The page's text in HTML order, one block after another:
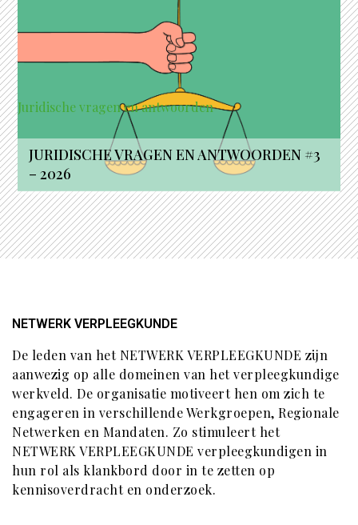
Juridische vragen en antwoorden
JURIDISCHE VRAGEN EN ANTWOORDEN #3
– 2026
NETWERK VERPLEEGKUNDE
De leden van het NETWERK VERPLEEGKUNDE zijn
aanwezig op alle domeinen van het verpleegkundige
werkveld. De organisatie motiveert hen om zich te
engageren in verschillende Werkgroepen, Regionale
Netwerken en Mandaten. Zo stimuleert het
NETWERK VERPLEEGKUNDE verpleegkundigen in
hun rol als klankbord door in te zetten op
kennisoverdracht en onderzoek.